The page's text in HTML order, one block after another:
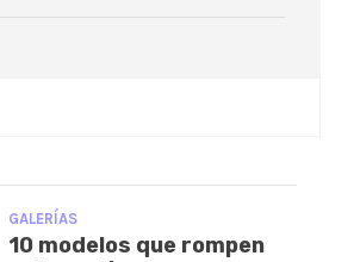
GALERÍAS
10 modelos que rompen